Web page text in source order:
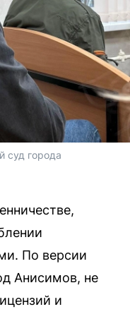
суд города
По версии
Анисимов, не
и